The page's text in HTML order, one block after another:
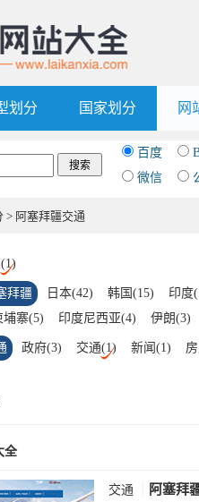
划分 国家划分 网
百度
微信
> 阿塞拜疆交通
拜疆 日本(42) 韩国(15) 印度
埔寨(5) 印度尼西亚(4) 伊朗(3)
斯里兰卡(1) 尼泊尔(1) 孟加
特阿拉伯(1)
政府(3) 交通(1) 新闻(1)
全
交通 阿塞拜